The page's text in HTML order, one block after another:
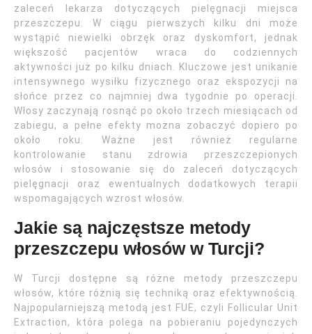
zaleceń lekarza dotyczących pielęgnacji miejsca
przeszczepu. W ciągu pierwszych kilku dni może
wystąpić niewielki obrzęk oraz dyskomfort, jednak
większość pacjentów wraca do codziennych
aktywności już po kilku dniach. Kluczowe jest unikanie
intensywnego wysiłku fizycznego oraz ekspozycji na
słońce przez co najmniej dwa tygodnie po operacji.
Włosy zaczynają rosnąć po około trzech miesiącach od
zabiegu, a pełne efekty można zobaczyć dopiero po
około roku. Ważne jest również regularne
kontrolowanie stanu zdrowia przeszczepionych
włosów i stosowanie się do zaleceń dotyczących
pielęgnacji oraz ewentualnych dodatkowych terapii
wspomagających wzrost włosów.
Jakie są najczęstsze metody
przeszczepu włosów w Turcji?
W Turcji dostępne są różne metody przeszczepu
włosów, które różnią się techniką oraz efektywnością.
Najpopularniejszą metodą jest FUE, czyli Follicular Unit
Extraction, która polega na pobieraniu pojedynczych